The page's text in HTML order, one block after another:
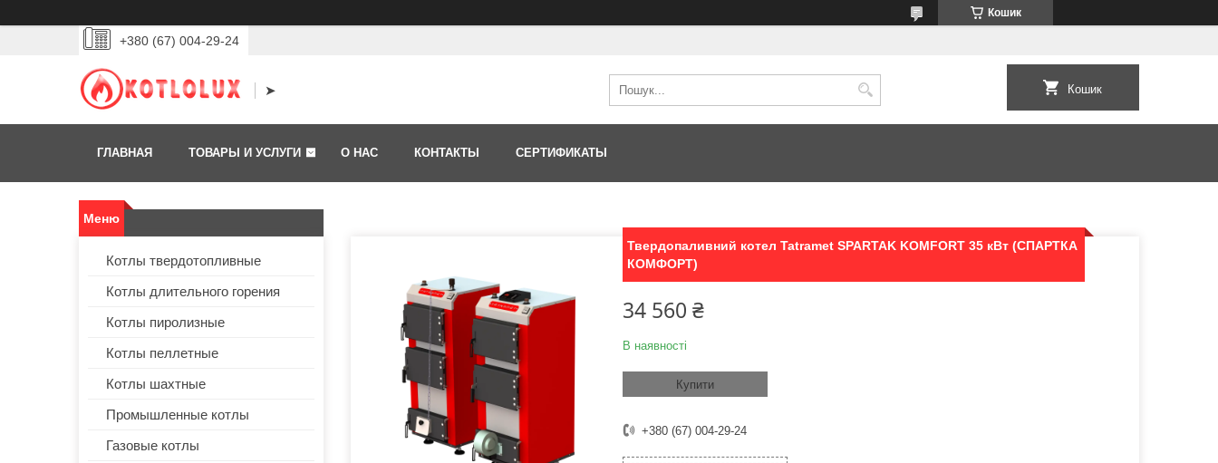
Кошик
+380 (67) 004-29-24
➤ Кошик
ГЛАВНАЯ ТОВАРЫ И УСЛУГИ О НАС КОНТАКТЫ СЕРТИФИКАТЫ
Твердопаливний котел Tatramet SPARTAK KOMFORT 35 кВт (СПАРТКА
КОМФОРТ)
34 560 ₴
В наявності
Купити
+380 (67) 004-29-24
Котлы твердотопливные
Котлы длительного горения
Котлы пиролизные
Котлы пеллетные
Котлы шахтные
Промышленные котлы
Газовые котлы